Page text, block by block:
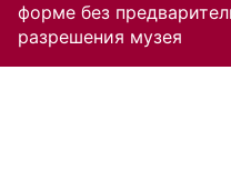
форме без
разрешения музея